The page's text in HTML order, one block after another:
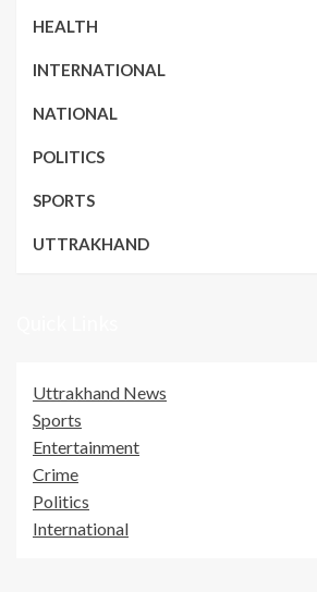
HEALTH
INTERNATIONAL
NATIONAL
POLITICS
SPORTS
UTTRAKHAND
Uttrakhand News
Sports
Entertainment
Crime
Politics
International